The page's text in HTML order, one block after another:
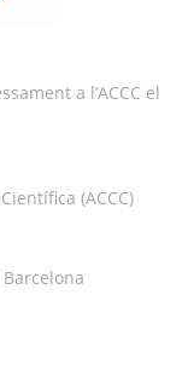
a l’ACCC el
(ACCC)